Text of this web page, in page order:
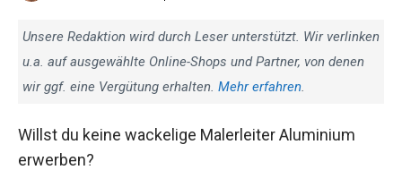
Unsere Redaktion wird durch Leser unterstützt. Wir verlinken
u.a. auf ausgewählte Online-Shops und Partner, von denen
wir ggf. eine Vergütung erhalten. Mehr erfahren.
Willst du keine wackelige Malerleiter Aluminium
erwerben?